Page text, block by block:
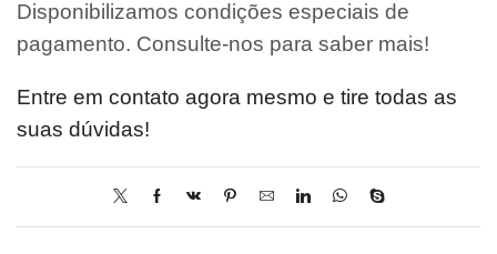
Disponibilizamos condições especiais de
pagamento. Consulte-nos para saber mais!
Entre em contato agora mesmo e tire todas as
suas dúvidas!